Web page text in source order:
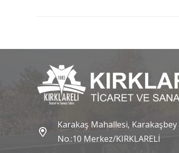
Karakaş Mahallesi,
No.:10 Merkez/KIRKLARELİ